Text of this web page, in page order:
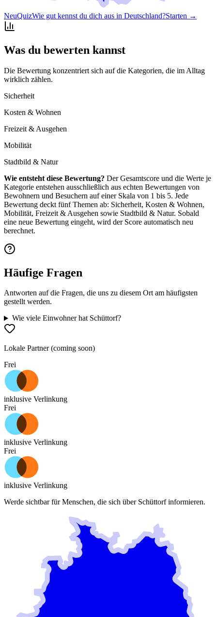
NeuQuizWie gut kennst du dich aus in Deutschland?Starten →
Was du bewerten kannst
Die Bewertung konzentriert sich auf die Kategorien, die im Alltag
wirklich zählen.
Sicherheit
Kosten & Wohnen
Freizeit & Ausgehen
Mobilität
Stadtbild & Natur
Wie entsteht diese Bewertung? Der Gesamtscore und die Werte je
Kategorie entstehen ausschließlich aus echten Bewertungen von
Bewohnern und Besuchern auf einer Skala von 1 bis 5. Jede
Bewertung deckt fünf Themen ab: Sicherheit, Kosten & Wohnen,
Mobilität, Freizeit & Ausgehen sowie Stadtbild & Natur. Sobald
eine neue Bewertung eingeht, wird der Score automatisch neu
berechnet.
Häufige Fragen
Antworten auf die Fragen, die uns zu diesem Ort am häufigsten
gestellt werden.
Wie viele Einwohner hat Schüttorf?
Lokale Partner (coming soon)
Frei
inklusive Verlinkung
Frei
inklusive Verlinkung
Frei
inklusive Verlinkung
Werde sichtbar für Menschen, die sich über Schüttorfinformieren.